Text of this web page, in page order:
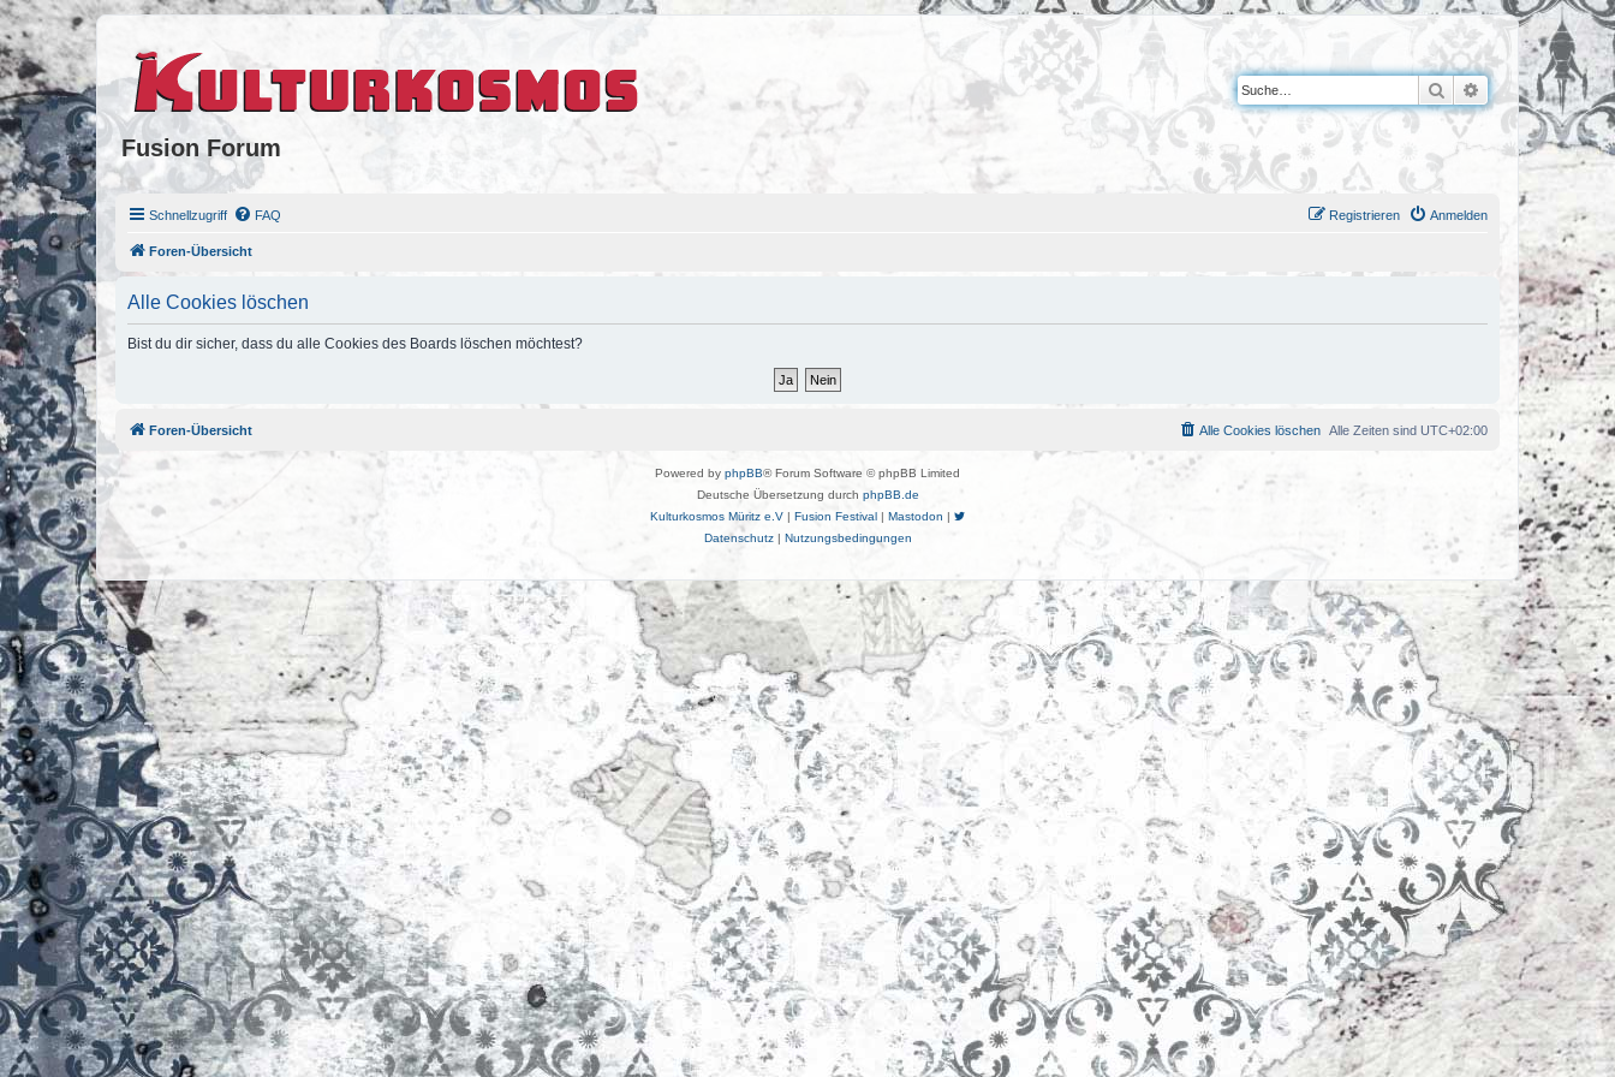
Fusion Forum
Suche Erweiterte Suche
Schnellzugriff FAQ Anmelden
Registrieren
Foren-Übersicht
Alle Cookies löschen
Bist du dir sicher, dass du alle Cookies des Boards löschen möchtest?
Foren-Übersicht Alle Zeiten sind UTC+02:00
Alle Cookies löschen
Powered by phpBB® Forum Software © phpBB Limited
Deutsche Übersetzung durch phpBB.de
Kulturkosmos Müritz e.V | Fusion Festival | Mastodon |
Datenschutz| Nutzungsbedingungen